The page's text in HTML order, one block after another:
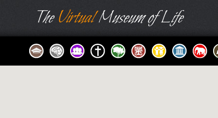
TheVirtualMuseum of Life